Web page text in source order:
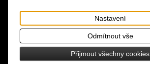
Nastavení
Odmítnout vše
Přijmout všechny cookies